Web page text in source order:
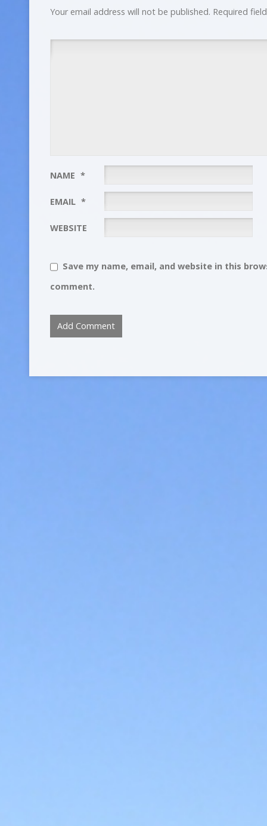
Your email address will not be published. Required
NAME *
EMAIL *
WEBSITE
Save my name, email, and website in this
comment.